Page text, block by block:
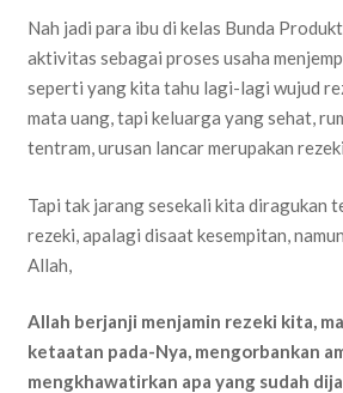
Nah jadi para ibu di kelas Bunda
aktivitas sebagai proses usaha
seperti yang kita tahu lagi-lagi wujud
mata uang, tapi keluarga yang sehat,
tentram, urusan lancar merupakan
Tapi tak jarang sesekali kita diragukan
rezeki, apalagi disaat kesempitan,
Allah,
Allah berjanji menjamin rezeki kita,
ketaatan pada-Nya, mengorbankan
mengkhawatirkan apa yang sudah